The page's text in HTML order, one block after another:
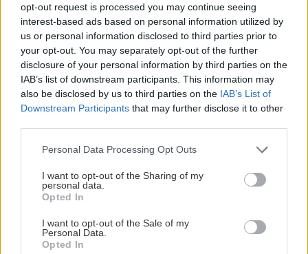
opt-out request is processed you may continue seeing
interest-based ads based on personal information utilized by
us or personal information disclosed to third parties prior to
your opt-out. You may separately opt-out of the further
disclosure of your personal information by third parties on the
IAB’s list of downstream participants. This information may
also be disclosed by us to third parties on the IAB’s List of
Downstream Participants that may further disclose it to other
Personal Data Processing Opt Outs
I want to opt-out of the Sharing of my
personal data.
Opted In
I want to opt-out of the Sale of my
Personal Data.
Opted In
Ασθένειες Βρετανία
ΡΟΗ ΕΙΔΗΣΕΩΝ
00:00
ΣΧΕΣΕΙΣ ΚΑΙ SEX
καταλήξετε σε καβγά
23:00
GOSSIP - LIFESTYLE
Η Μπάρμπρα Στρέιζαντ υπογράφει το πρώτο